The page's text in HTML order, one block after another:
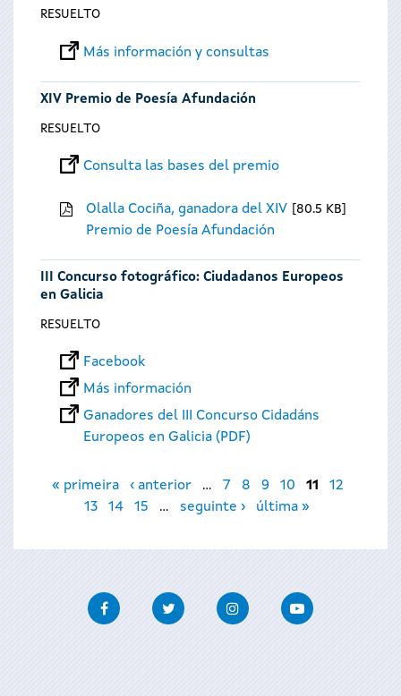
RESUELTO
Más información y consultas
XIV Premio de Poesía Afundación
RESUELTO
Consulta las bases del premio
Olalla Cociña, ganadora del XIV
Premio de Poesía Afundación
80.5 KB
III Concurso fotográfico: Ciudadanos Europeos
en Galicia
RESUELTO
Facebook
Más información
Ganadores del III Concurso Cidadáns
Europeos en Galicia (PDF)
Páginas
« primeira ‹ anterior … 7 8 9 10 11
12
13
14 15 … seguinte › última »
FacebookTwitter InstagramYoutube